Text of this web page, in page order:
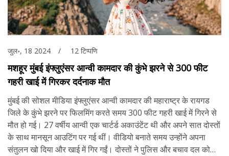
जुल॰, 18 2024 12 टिप्पणि
मशहूर मुंबई इंफ्लुएंसर आन्वी कामदार की कुंभे झरने से 300 फीट
गहरी खाई में गिरकर दर्दनाक मौत
मुंबई की सोशल मीडिया इंफ्लुएंसर आन्वी कामदार की महाराष्ट्र के रायगड
जिले के कुंभे झरने पर फिलमिंग करते समय 300 फीट गहरी खाई में गिरने से
मौत हो गई। 27 वर्षीय आन्वी एक चार्टर्ड अकाउंटेंट थी और अपने सात दोस्तों
के साथ मानसून आउटिंग पर गई थीं। वीडियो बनाते समय उन्होंने अपना
संतुलन खो दिया और खाई में गिर गईं। दोस्तों ने पुलिस और बचाव दल को